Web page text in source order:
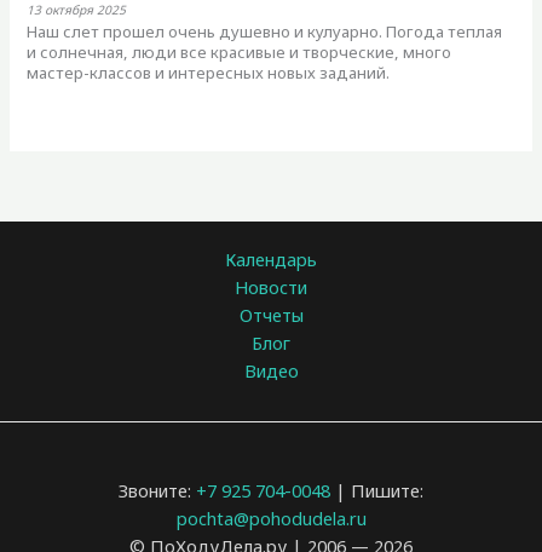
13 октября 2025
Наш слет прошел очень душевно и кулуарно. Погода теплая
и солнечная, люди все красивые и творческие, много
мастер-классов и интересных новых заданий.
Календарь
Новости
Отчеты
Блог
Видео
Звоните: +7 925 704-0048 | Пишите:
pochta@pohodudela.ru
© ПоХодуДела.ру | 2006 — 2026